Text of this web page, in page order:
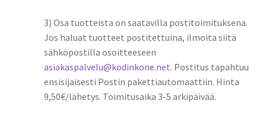
3) Osa tuotteista on saatavilla postitoimituksena.
Jos haluat tuotteet postitettuina, ilmoita siitä
sähköpostilla osoitteeseen
asiakaspalvelu@kodinkone.net. Postitus tapahtuu
ensisijaisesti Postin pakettiautomaattiin. Hinta
9,50€/lähetys. Toimitusaika 3-5 arkipäivää.